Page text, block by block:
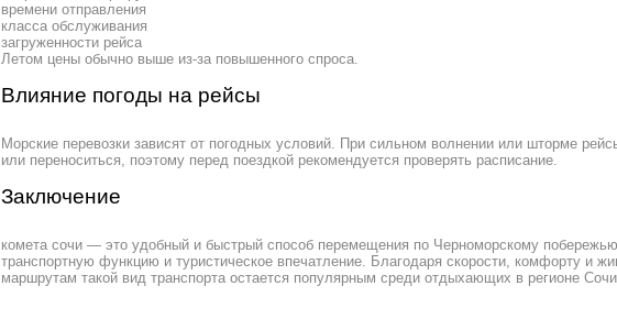
времени отправления
класса обслуживания
загруженности рейса
Летом цены обычно выше из-за повышенного спроса.
Влияние погоды на рейсы
Морские перевозки зависят от погодных условий. При сильном волнении или шторме
или переноситься, поэтому перед поездкой рекомендуется проверять расписание.
Заключение
комета сочи — это удобный и быстрый способ перемещения по Черноморскому
транспортную функцию и туристическое впечатление. Благодаря скорости, комфорту и
маршрутам такой вид транспорта остается популярным среди отдыхающих в регионе Сочи